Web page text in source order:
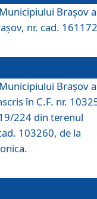
Braşov a
nr. cad.
Braşov a
în C.F. nr.
224 din terenul
103260, de la